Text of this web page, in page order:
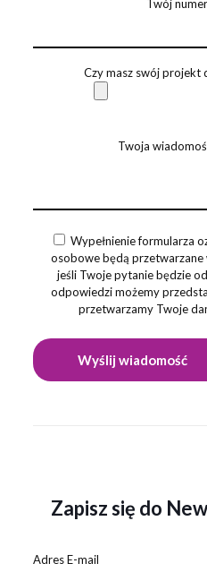
Twój
Czy masz swój projekt
Twoja
Wypełnienie formularza
osobowe będą przetwarzane
jeśli Twoje pytanie będzie
odpowiedzi możemy
przetwarzamy Twoje
Zapisz się do
Adres E-mail